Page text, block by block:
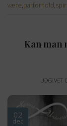
være,parforhold,
Kan man
UDGIVET
02
dec